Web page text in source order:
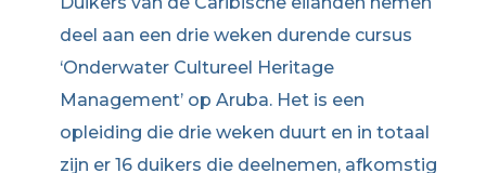
deel aan een drie weken durende cursus
‘Onderwater Cultureel Heritage
Management’ op Aruba. Het is een
opleiding die drie weken duurt en in totaal
zijn er 16 duikers die deelnemen, afkomstig